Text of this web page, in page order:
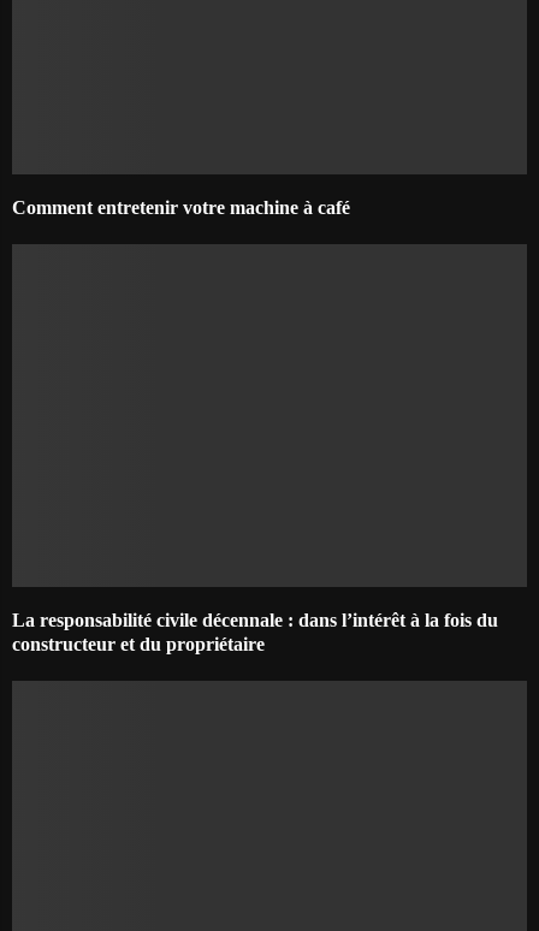
Comment entretenir votre machine à café
La responsabilité civile décennale : dans l’intérêt à la fois du
constructeur et du propriétaire